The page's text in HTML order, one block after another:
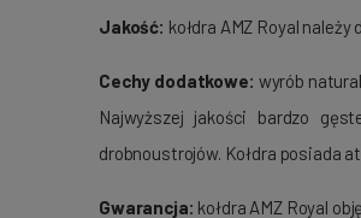
Jakość: kołdra AMZ Royal
Cechy dodatkowe: wyrób
Najwyższej jakości bardzo
drobnoustrojów. Kołdra posiada
Gwarancja: kołdra AMZ Royal